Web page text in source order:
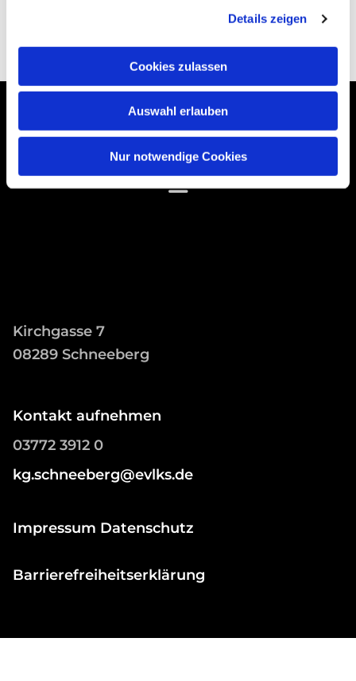
Details zeigen
Cookies zulassen
Auswahl erlauben
Nur notwendige Cookies
Schwesterkirchverband Schneeberg
Kirchgasse 7
08289 Schneeberg
Kontakt aufnehmen
03772 3912 0
kg.schneeberg@evlks.de
Impressum Datenschutz
Barrierefreiheitserklärung